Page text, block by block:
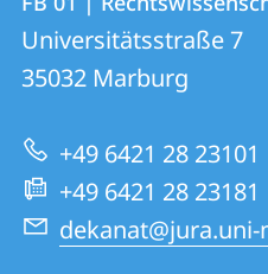
und
Informationen
zur
Website
FB
01
Universitätsstraße 7
35032 Marburg
+49 6421 28 23101
+49 6421 28 23181